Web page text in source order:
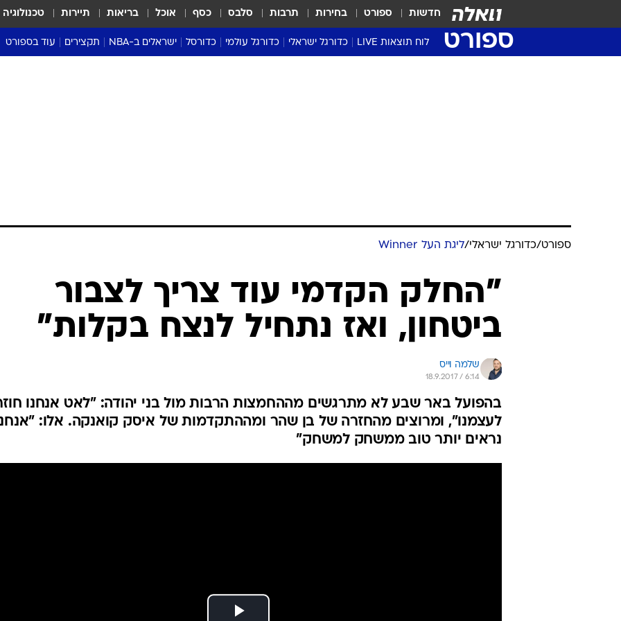
חדשות ספורט בחירות תרבות סלבס כסף אוכל בריאות תיירות טכנולוגיה
ספורט לוח תוצאות LIVE כדורגל ישראלי כדורגל עולמי כדורסל ישראלים ב-NBA תקצירים עוד בספורט
ענפים נוספים
לוח שידורים
כתבו לנו
ספורט/כדורגל ישראלי/ליגת העל Winner
"החלק הקדמי עוד צריך לצבור
ביטחון, ואז נתחיל לנצח בקלות"
שלמה וייס
18.9.2017 / 6:14
בהפועל באר שבע לא מתרגשים מההחמצות הרבות מול בני יהודה: "לאט אנחנו
לעצמנו", ומרוצים מהחזרה של בן שהר ומההתקדמות של איסק קואנקה. אלו:
נראים יותר טוב ממשחק למשחק"